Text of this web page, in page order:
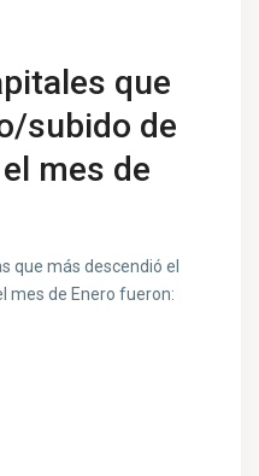
que
subido de
mes de
que más descendió el
mes de Enero fueron: